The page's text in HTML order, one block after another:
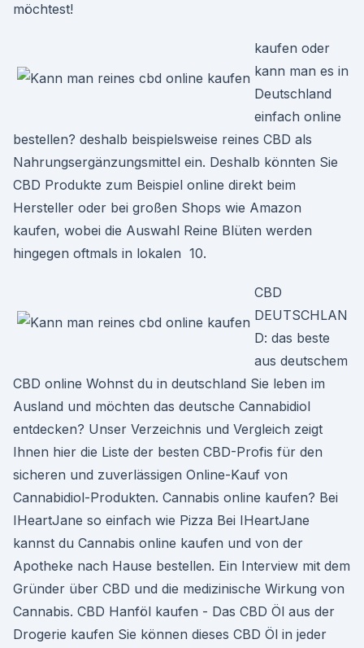
möchtest!
kaufen oder
kann man es in
Deutschland
einfach online
bestellen? deshalb beispielsweise reines CBD als
Nahrungsergänzungsmittel ein. Deshalb könnten Sie
CBD Produkte zum Beispiel online direkt beim
Hersteller oder bei großen Shops wie Amazon
kaufen, wobei die Auswahl Reine Blüten werden
hingegen oftmals in lokalen 10.
CBD
DEUTSCHLAN
D: das beste
aus deutschem
CBD online Wohnst du in deutschland Sie leben im
Ausland und möchten das deutsche Cannabidiol
entdecken? Unser Verzeichnis und Vergleich zeigt
Ihnen hier die Liste der besten CBD-Profis für den
sicheren und zuverlässigen Online-Kauf von
Cannabidiol-Produkten. Cannabis online kaufen? Bei
IHeartJane so einfach wie Pizza Bei IHeartJane
kannst du Cannabis online kaufen und von der
Apotheke nach Hause bestellen. Ein Interview mit dem
Gründer über CBD und die medizinische Wirkung von
Cannabis. CBD Hanföl kaufen - Das CBD Öl aus der
Drogerie kaufen Sie können dieses CBD Öl in jeder